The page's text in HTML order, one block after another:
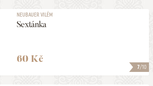
7/10
NEUBAUER VILÉM
Sextánka
60 Kč